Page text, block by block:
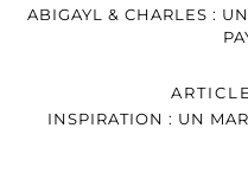
ABIGAYL & CHARLES :
INSPIRATION : UN